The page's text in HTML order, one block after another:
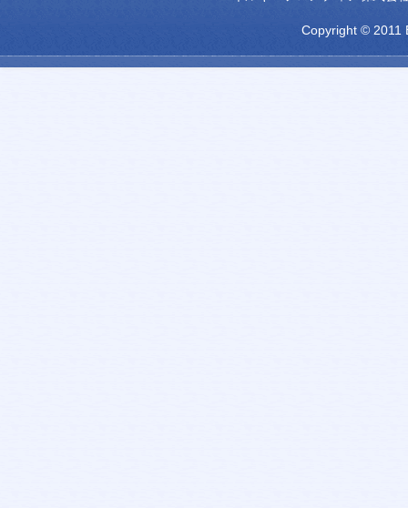
Copyright © 2011